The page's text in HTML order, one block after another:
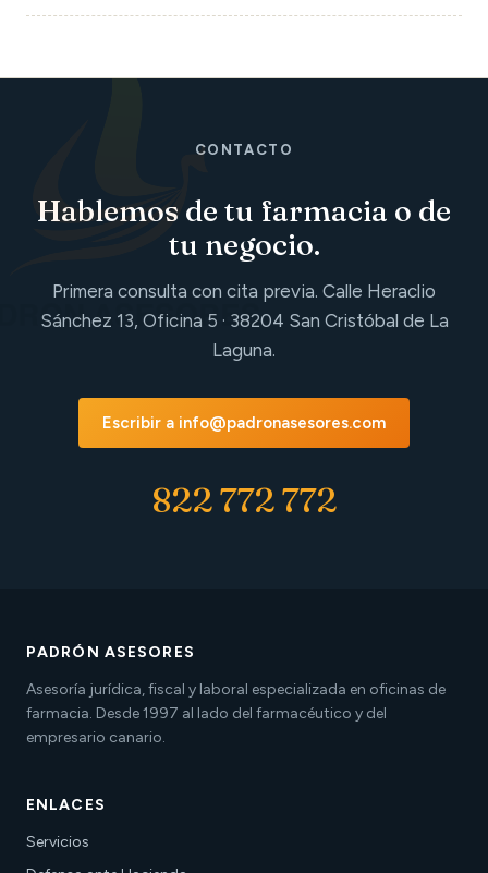
CONTACTO
Hablemos de tu farmacia o de
tu negocio.
Primera consulta con cita previa. Calle Heraclio
Sánchez 13, Oficina 5 · 38204 San Cristóbal de La
Laguna.
Escribir a info@padronasesores.com
822 772 772
PADRÓN ASESORES
Asesoría jurídica, fiscal y laboral especializada en oficinas de
farmacia. Desde 1997 al lado del farmacéutico y del
empresario canario.
ENLACES
Servicios